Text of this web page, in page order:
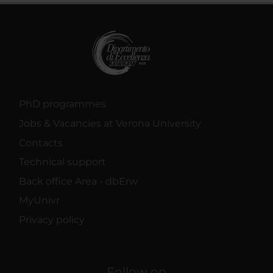
PhD programmes
Jobs & Vacancies at Verona University
Contacts
Technical support
Back office Area - dbErw
MyUnivr
Privacy policy